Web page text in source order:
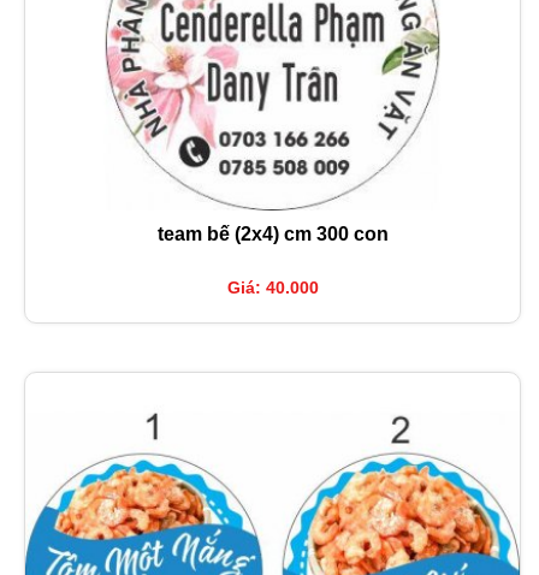
team bế (2x4) cm 300 con
Giá: 40.000